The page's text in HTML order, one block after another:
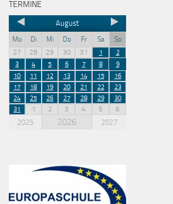
TERMINE
August
Mo Di Mi Do Fr Sa
So
27
28 29 30 31 1
2
3
4 5 6 7 8
9
10
11 12 13 14 15
16
17
18 19 20 21 22
23
24
25 26 27 28 29
30
31
1 2 3 4 5 6
2025 2026 2027